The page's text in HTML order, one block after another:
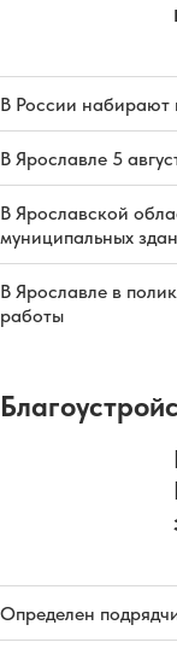
В России набирают
В Ярославле 5
В Ярославской
муниципальных
В Ярославле в
работы
Определен